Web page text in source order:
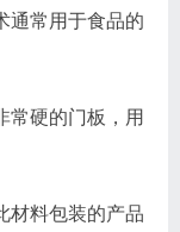
常用于食品的
硬的门板，用
料包装的产品